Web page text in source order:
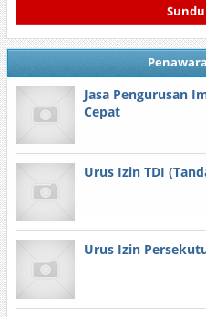
Jasa Pengurusan
Cepat
Urus Izin TDI
Urus Izin